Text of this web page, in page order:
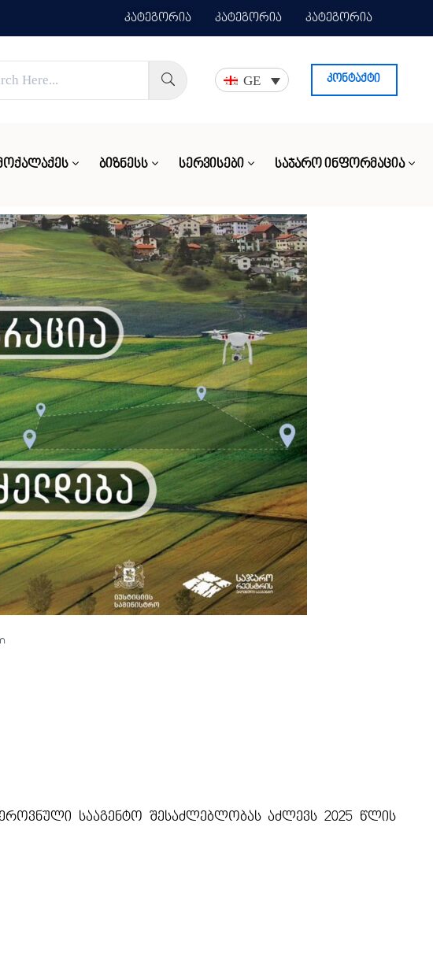
კატეგორია კატეგორია კატეგორია
GE კონტაქტი
ᲑᲘᲖᲜᲔᲡᲡ ᲡᲔᲠᲕᲘᲡᲔᲑᲘ ᲡᲐᲯᲐᲠᲝ ᲘᲜᲤᲝᲠᲛᲐᲪᲘᲐ
სააგენტო შესაძლებლობას აძლევს 2025 წლის